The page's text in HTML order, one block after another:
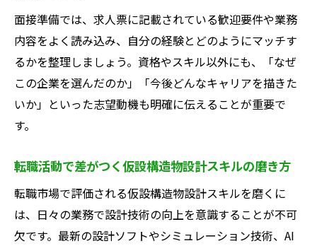
面接準備では、求人票に記載されている歓迎要件や業務
内容をよく読み込み、自分の経験とどのようにマッチす
るかを整理しましょう。資格やスキル以外にも、「なぜ
この企業を選んだのか」「今後どんなキャリアを描きた
いか」といった志望動機も明確に伝えることが重要で
す。
転職活動で差がつく仮設構造物設計スキルの磨き方
転職市場で評価される仮設構造物設計スキルを磨くに
は、日々の業務で設計技術の向上を意識することが不可
欠です。最新の設計ソフトやシミュレーション技術、AI